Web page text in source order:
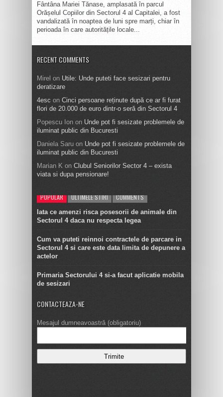
Fântâna Mariei Tănase, amplasată în parcul
Orășelul Copiilor din Sectorul 4 al Capitalei, a fost
vandalizată în noaptea de luni spre marți, chiar în
perioada în care autoritățile locale...
RECENT COMMENTS
Mirel on Utile: Unde puteti face sesizari pentru
deratizare
4esc on Cinci persoane reținute după ce ar fi furat
flori de 20.000 de euro dintr-o seră din Sectorul 4
Popescu Ion on Unde pot fi sesizate problemele de
iluminat public din Bucuresti
Daniela Saru on Unde pot fi sesizate problemele de
iluminat public din Bucuresti
Marian K on Clubul Seniorilor Sector 4 – exista
viata si dupa pensionare!
POPULAR ULTIMELE STIRI COMMENTS
Iata ce amenzi risca posesorii de animale din
Sectorul 4 daca nu respecta legea
Cum va puteti reinnoi contractele de parcare in
Sectorul 4 si care este data limita de depunere a
actelor
Primaria Sectorului 4 si-a facut aplicatie mobila
de sesizari
CONTACTEAZA-NE
Mesajul dumneavoastră (obligatoriu)